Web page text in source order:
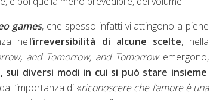
games, che spesso infatti vi attingono a piene
nell’irreversibilità di alcune scelte, nella
and Tomorrow, and Tomorrowemergono,
sui diversi modi in cui si può stare insieme.
l’importanza di «riconoscere che l’amore è una